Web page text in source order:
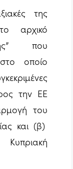
της
αρχικό
που
οποίο
την ΕΕ
του
και (β)